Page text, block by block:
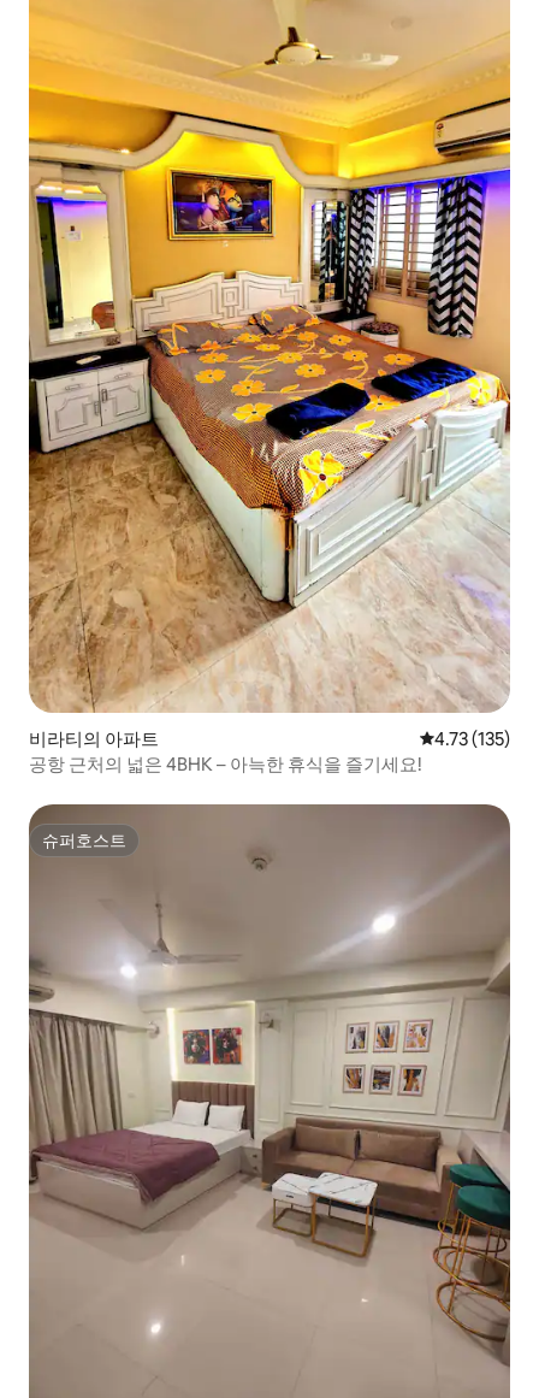
비라티의 아파트 평점 4.73점(5
4.73 (135)
공항 근처의 넓은 4BHK – 아늑한 휴식을 즐기세요!
슈퍼호스트
슈퍼호스트